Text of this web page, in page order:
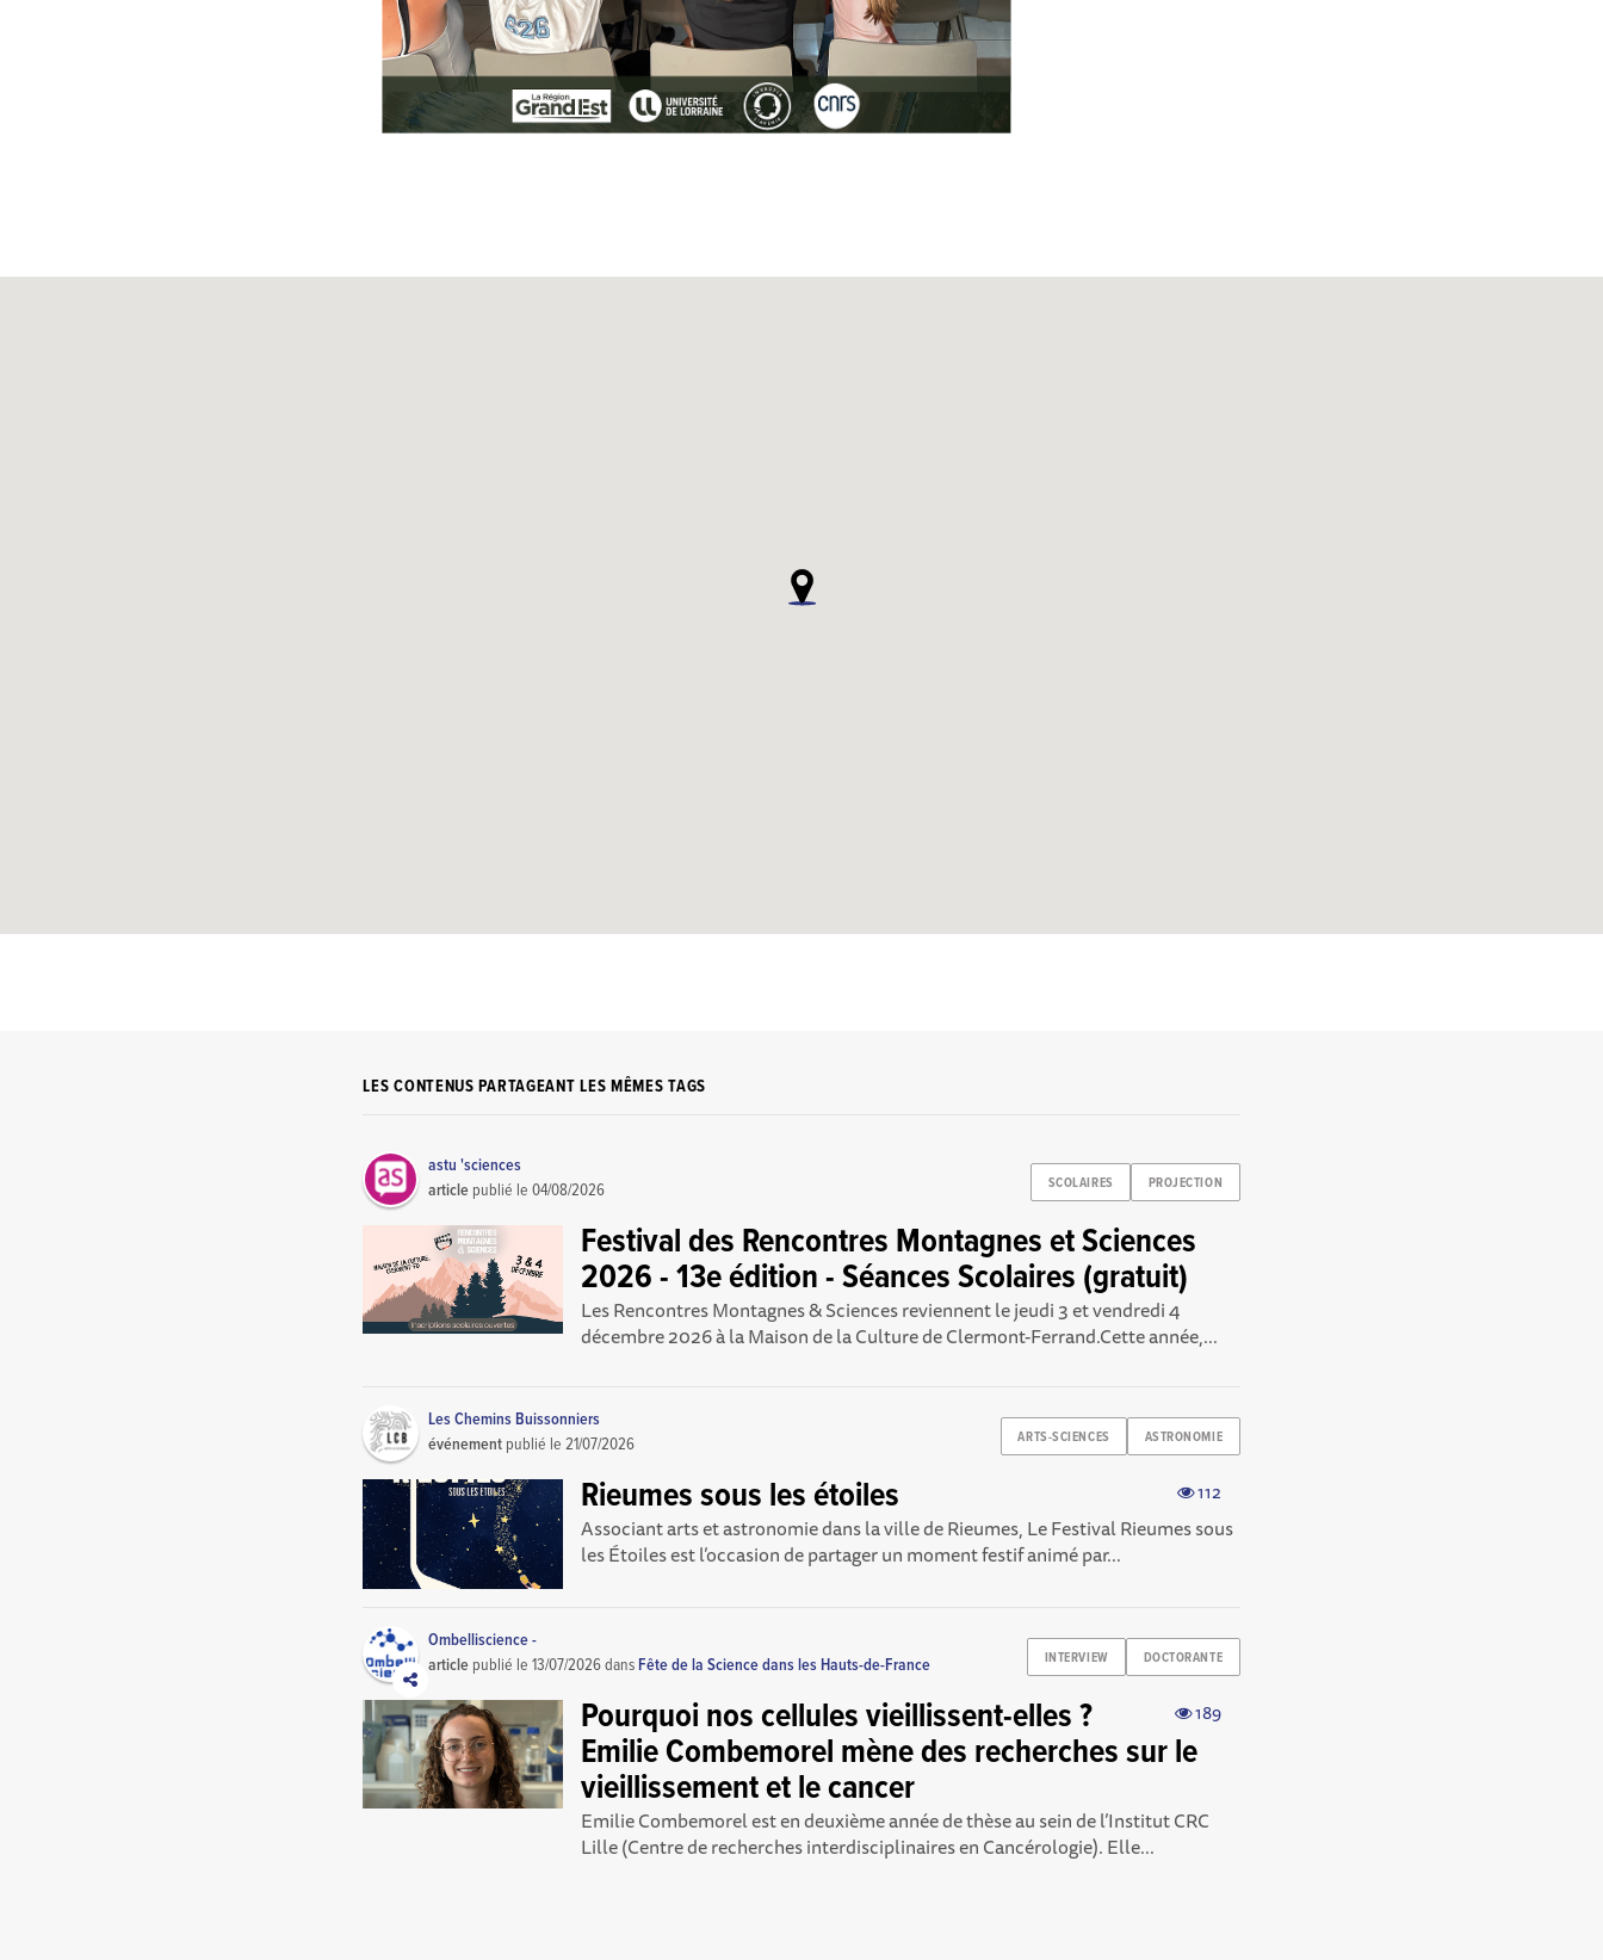
LES CONTENUS PARTAGEANT LES MÊMES TAGS
SCOLAIRES PROJECTION
astu 'sciences
article publié le04/08/2026
Festival des Rencontres Montagnes et Sciences
2026 - 13e édition - Séances Scolaires (gratuit)
Les Rencontres Montagnes & Sciences reviennent le jeudi 3 et vendredi 4
décembre 2026 à la Maison de la Culture de Clermont-Ferrand.Cette année,...
ARTS-SCIENCES ASTRONOMIE
Les Chemins Buissonniers
événement publié le21/07/2026
112
Rieumes sous les étoiles
Associant arts et astronomie dans la ville de Rieumes, Le Festival Rieumes sous
les Étoiles est l’occasion de partager un moment festif animé par...
INTERVIEW DOCTORANTE
Ombelliscience -
article publié le13/07/2026dans Fête de la Science dans les Hauts-de-France
189
Pourquoi nos cellules vieillissent-elles ?
Emilie Combemorel mène des recherches sur le
vieillissement et le cancer
Emilie Combemorel est en deuxième année de thèse au sein de l’Institut CRC
Lille (Centre de recherches interdisciplinaires en Cancérologie). Elle...